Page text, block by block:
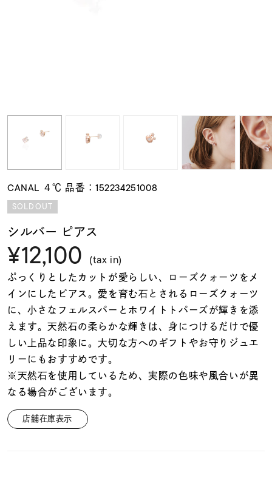
石の色
ファッションテイス
ト
着用シーン
コレクション
レディース
リングサイズ
～
メンズ
CANAL ４℃ 品番：152234251008
SOLDOUT
シルバー ピアス
¥12,100 (tax in)
ぷっくりとしたカットが愛らしい、ローズクォーツをメ
インにしたピアス。愛を育む石とされるローズクォーツ
に、小さなフェルスパーとホワイトトパーズが輝きを添
えます。天然石の柔らかな輝きは、身につけるだけで優
しい上品な印象に。大切な方へのギフトやお守りジュエ
リーにもおすすめです。
※天然石を使用しているため、実際の色味や風合いが異
なる場合がございます。
店舗在庫表示